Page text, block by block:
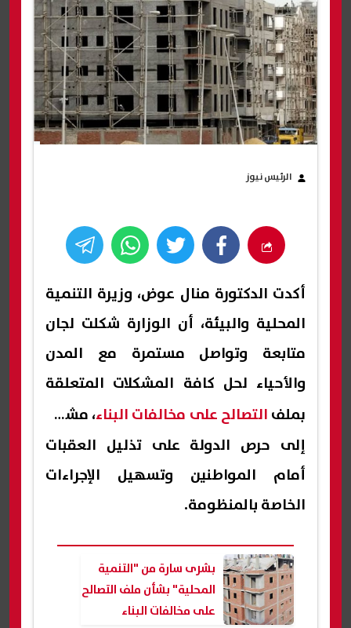
الرئيس نيوز
أكدت الدكتورة منال عوض، وزيرة التنمية
المحلية والبيئة، أن الوزارة شكلت لجان
متابعة وتواصل مستمرة مع المدن
والأحياء لحل كافة المشكلات المتعلقة
بملفالتصالح على مخالفات البناء، مشيرة
إلى حرص الدولة على تذليل العقبات
أمام المواطنين وتسهيل الإجراءات
الخاصة بالمنظومة.
بشرى سارة من "التنمية
المحلية" بشأن ملف التصالح
على مخالفات البناء